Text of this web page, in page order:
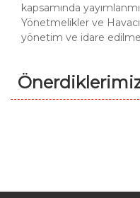
kapsamında
Yönetmelikler ve
yönetim ve idare